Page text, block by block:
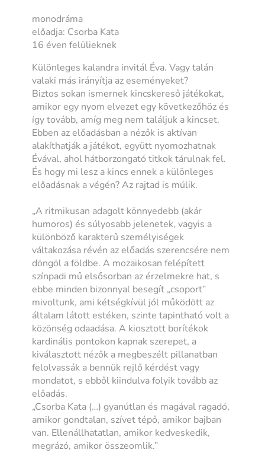
monodráma
előadja: Csorba Kata
16 éven felülieknek
Különleges kalandra invitál Éva. Vagy talán
valaki más irányítja az eseményeket?
Biztos sokan ismernek kincskereső játékokat,
amikor egy nyom elvezet egy következőhöz és
így tovább, amíg meg nem találjuk a kincset.
Ebben az előadásban a nézők is aktívan
alakíthatják a játékot, együtt nyomozhatnak
Évával, ahol hátborzongató titkok tárulnak fel.
És hogy mi lesz a kincs ennek a különleges
előadásnak a végén? Az rajtad is múlik.
„A ritmikusan adagolt könnyedebb (akár
humoros) és súlyosabb jelenetek, vagyis a
különböző karakterű személyiségek
váltakozása révén az előadás szerencsére nem
döngöl a földbe. A mozaikosan felépített
színpadi mű elsősorban az érzelmekre hat, s
ebbe minden bizonnyal besegít „csoport”
mivoltunk, ami kétségkívül jól működött az
általam látott estéken, szinte tapintható volt a
közönség odaadása. A kiosztott borítékok
kardinális pontokon kapnak szerepet, a
kiválasztott nézők a megbeszélt pillanatban
felolvassák a bennük rejlő kérdést vagy
mondatot, s ebből kiindulva folyik tovább az
előadás.
„Csorba Kata (…) gyanútlan és magával ragadó,
amikor gondtalan, szívet tépő, amikor bajban
van. Ellenállhatatlan, amikor kedveskedik,
megrázó, amikor összeomlik.”